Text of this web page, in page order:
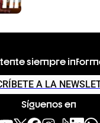
siempre
A LA
Síguenos en